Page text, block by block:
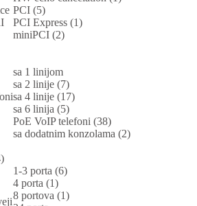
PCI (5)
PCI Express (1)
miniPCI (2)
sa 1 linijom
sa 2 linije (7)
sa 4 linije (17)
sa 6 linija (5)
PoE VoIP telefoni (38)
sa dodatnim konzolama (2)
1-3 porta (6)
4 porta (1)
8 portova (1)